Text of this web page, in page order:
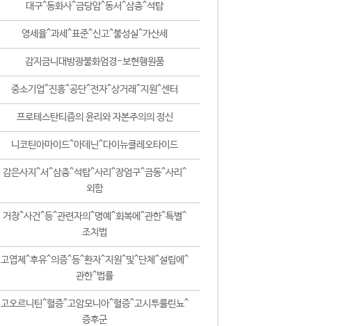
대구^동화사^금당암^동서^삼층^석탑
영세율^과세^표준^신고^불성실^가산세
감지금니대방광불화엄경-보현행원품
중소기업^진흥^공단^전자^상거래^지원^센터
프로테스탄티즘의 윤리와 자본주의의 정신
니코틴아마이드^아데닌^다이뉴클레오타이드
감은사지^서^삼층^석탑^사리^장엄구^금동^사리^
외함
거창^사건^등^관련자의^명예^회복에^관한^특별^
조치법
고엽제^후유^의증^등^환자^지원^및^단체^설립에^
관한^법률
고오르니틴^혈증^고암모니아^혈증^고시투룰린뇨^
증후군